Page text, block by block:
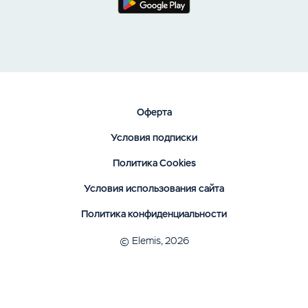
Оферта
Условия подписки
Политика Cookies
Условия использования сайта
Политика конфиденциальности
© Elemis, 2026